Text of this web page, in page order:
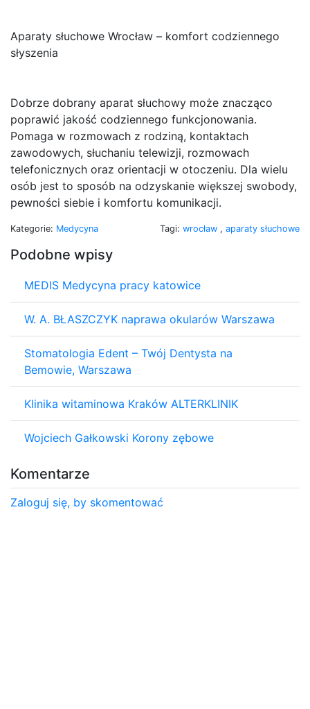
Aparaty słuchowe Wrocław – komfort codziennego
słyszenia
Dobrze dobrany aparat słuchowy może znacząco
poprawić jakość codziennego funkcjonowania.
Pomaga w rozmowach z rodziną, kontaktach
zawodowych, słuchaniu telewizji, rozmowach
telefonicznych oraz orientacji w otoczeniu. Dla wielu
osób jest to sposób na odzyskanie większej swobody,
pewności siebie i komfortu komunikacji.
Kategorie: Medycyna Tagi: wrocław , aparaty słuchowe
Podobne wpisy
MEDIS Medycyna pracy katowice
W. A. BŁASZCZYK naprawa okularów Warszawa
Stomatologia Edent – Twój Dentysta na
Bemowie, Warszawa
Klinika witaminowa Kraków ALTERKLINIK
Wojciech Gałkowski Korony zębowe
Komentarze
Zaloguj się, by skomentować